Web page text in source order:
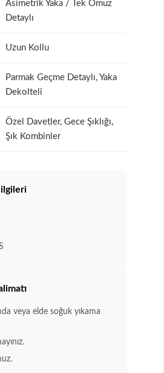
Asimetrik Yaka / Tek Omuz
Detaylı
Uzun Kollu
Parmak Geçme Detaylı, Yaka
Dekolteli
Özel Davetler, Gece Şıklığı,
Şık Kombinler
veya elde soğuk yıkama